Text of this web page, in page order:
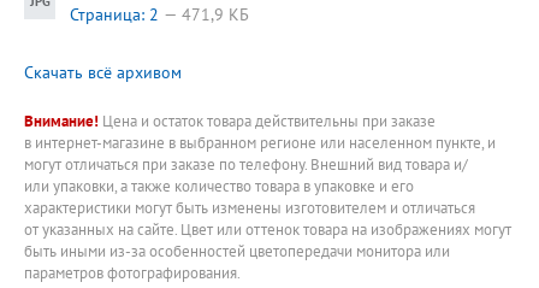
Страница: 2
471,9 КБ
Скачать всё архивом
Внимание! Цена и остаток товара действительны при заказе
в интернет-магазине в выбранном регионе или населенном пункте, и
могут отличаться при заказе по телефону. Внешний вид товара и/
или упаковки, а также количество товара в упаковке и его
характеристики могут быть изменены изготовителем и отличаться
от указанных на сайте. Цвет или оттенок товара на изображениях могут
быть иными из-за особенностей цветопередачи монитора или
параметров фотографирования.